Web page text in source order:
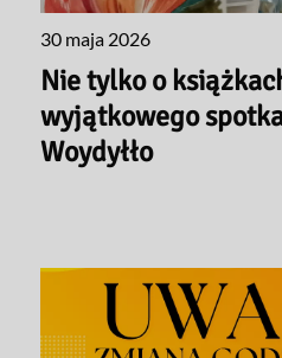
30 maja 2026
Nie tylko o
wyjątkowego
Woydyłło